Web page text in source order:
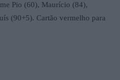
Pio (60), Maurício (84),
(90+5). Cartão vermelho para